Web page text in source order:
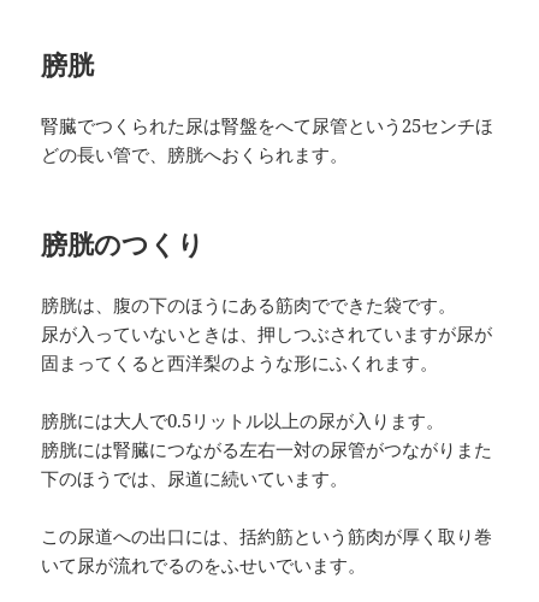
膀胱
腎臓でつくられた尿は腎盤をへて尿管という25センチほ
どの長い管で、膀胱へおくられます。
膀胱のつくり
膀胱は、腹の下のほうにある筋肉でできた袋です。
尿が入っていないときは、押しつぶされていますが尿が
固まってくると西洋梨のような形にふくれます。
膀胱には大人で0.5リットル以上の尿が入ります。
膀胱には腎臓につながる左右一対の尿管がつながりまた
下のほうでは、尿道に続いています。
この尿道への出口には、括約筋という筋肉が厚く取り巻
いて尿が流れでるのをふせいでいます。